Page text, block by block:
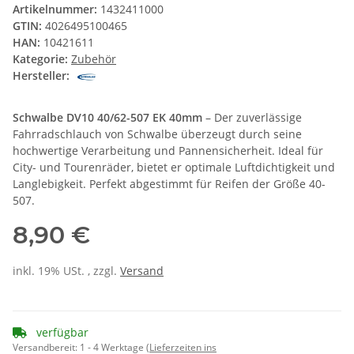
Artikelnummer: 1432411000
GTIN: 4026495100465
HAN: 10421611
Kategorie: Zubehör
Hersteller:
Schwalbe DV10 40/62-507 EK 40mm – Der zuverlässige
Fahrradschlauch von Schwalbe überzeugt durch seine
hochwertige Verarbeitung und Pannensicherheit. Ideal für
City- und Tourenräder, bietet er optimale Luftdichtigkeit und
Langlebigkeit. Perfekt abgestimmt für Reifen der Größe 40-
507.
8,90 €
inkl. 19% USt. , zzgl. Versand
verfügbar
Versandbereit: 1 - 4 Werktage (Lieferzeiten ins